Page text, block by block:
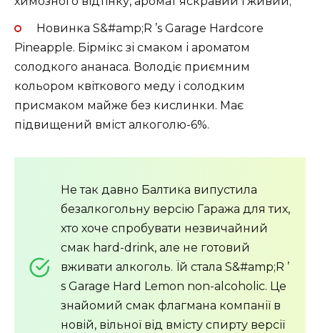
Новинка S&#amp;R ’s Garage Hardcore
Pineapple. Бірмікс зі смаком і ароматом
солодкого ананаса. Володіє приємним
кольором квіткового меду і солодким
присмаком майже без кислинки. Має
підвищений вміст алкоголю-6%.
Не так давно Балтика випустила
безалкогольну версію Гаража для тих,
хто хоче спробувати незвичайний
смак hard-drink, але не готовий
вживати алкоголь. Їй стала S&#amp;R ’
s Garage Hard Lemon non-alcoholic. Це
знайомий смак флагмана компанії в
новій, вільної від вмісту спирту версії